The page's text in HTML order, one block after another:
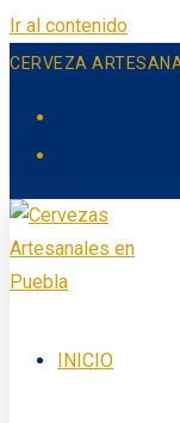
Ir al contenido
CERVEZA
INICIO